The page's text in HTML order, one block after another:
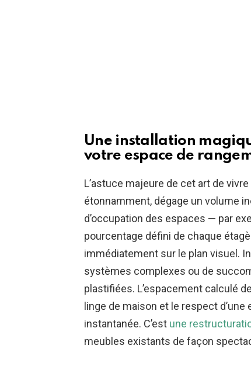
Une installation
votre espace de
L’astuce majeure de cet art de
étonnamment, dégage un volume
d’occupation des espaces — par
pourcentage défini de chaque
immédiatement sur le plan visuel.
systèmes complexes ou de
plastifiées. L’espacement calculé
linge de maison et le respect d’une
instantanée. C’est une
meubles existants de façon